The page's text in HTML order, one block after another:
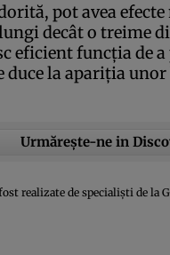
pot avea
decât o treime
eficient funcţia de a
duce la apariţia
Urmărește-ne in
realizate de specialişti de la